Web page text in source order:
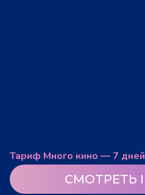
Тариф Много кино — 7 дней
СМОТРЕТЬ